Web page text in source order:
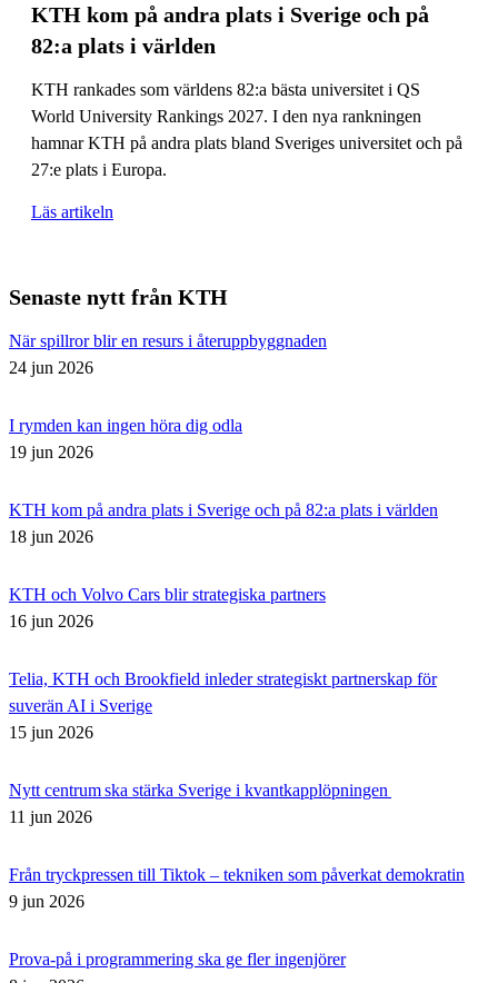
KTH kom på andra plats i Sverige och på
82:a plats i världen
KTH rankades som världens 82:a bästa universitet i QS
World University Rankings 2027. I den nya rankningen
hamnar KTH på andra plats bland Sveriges universitet och på
27:e plats i Europa.
Läs artikeln
Senaste nytt från KTH
När spillror blir en resurs i återuppbyggnaden
24 jun 2026
I rymden kan ingen höra dig odla
19 jun 2026
KTH kom på andra plats i Sverige och på 82:a plats i världen
18 jun 2026
KTH och Volvo Cars blir strategiska partners
16 jun 2026
Telia, KTH och Brookfield inleder strategiskt partnerskap för
suverän AI i Sverige
15 jun 2026
Nytt centrum ska stärka Sverige i kvantkapplöpningen
11 jun 2026
Från tryckpressen till Tiktok – tekniken som påverkat demokratin
9 jun 2026
Prova-på i programmering ska ge fler ingenjörer